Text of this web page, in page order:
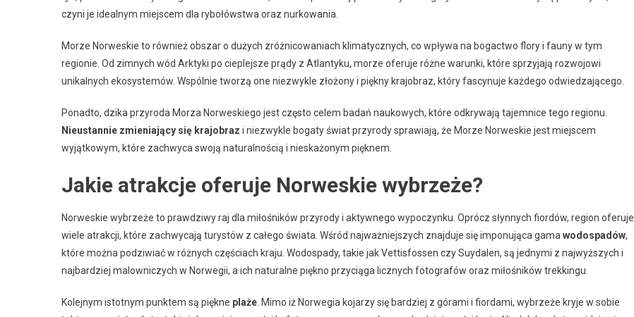
czyni je idealnym miejscem dla rybołówstwa oraz nurkowania.
Morze Norweskie to również obszar o dużych zróżnicowaniach klimatycznych, co wpływa na bogactwo flory i fauny w tym
regionie. Od zimnych wód Arktyki po cieplejsze prądy z Atlantyku, morze oferuje różne warunki, które sprzyjają rozwojowi
unikalnych ekosystemów. Wspólnie tworzą one niezwykle złożony i piękny krajobraz, który fascynuje każdego odwiedzającego.
Ponadto, dzika przyroda Morza Norweskiego jest często celem badań naukowych, które odkrywają tajemnice tego regionu.
Nieustannie zmieniający się krajobraz i niezwykle bogaty świat przyrody sprawiają, że Morze Norweskie jest miejscem
wyjątkowym, które zachwyca swoją naturalnością i nieskażonym pięknem.
Jakie atrakcje oferuje Norweskie wybrzeże?
Norweskie wybrzeże to prawdziwy raj dla miłośników przyrody i aktywnego wypoczynku. Oprócz słynnych fiordów, region oferuje
wiele atrakcji, które zachwycają turystów z całego świata. Wśród najważniejszych znajduje się imponująca gama wodospadów,
które można podziwiać w różnych częściach kraju. Wodospady, takie jak Vettisfossen czy Suydalen, są jednymi z najwyższych i
najbardziej malowniczych w Norwegii, a ich naturalne piękno przyciąga licznych fotografów oraz miłośników trekkingu.
Kolejnym istotnym punktem są piękne plaże . Mimo iż Norwegia kojarzy się bardziej z górami i fiordami, wybrzeże kryje w sobie